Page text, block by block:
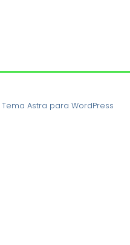
Tema Astra para WordPress